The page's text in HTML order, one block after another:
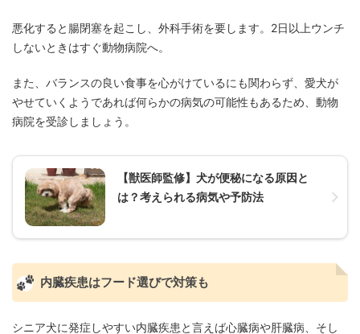
悪化すると腸閉塞を起こし、外科手術を要します。2日以上ウンチ
しないときはすぐ動物病院へ。
また、バランスの良い食事を心がけているにも関わらず、愛犬が
やせていくようであれば何らかの病気の可能性もあるため、動物
病院を受診しましょう。
【獣医師監修】犬が便秘になる原因と
は？考えられる病気や予防法
内臓疾患はフード選びで対策も
シニア犬に発症しやすい内臓疾患と言えば心臓病や肝臓病、そし